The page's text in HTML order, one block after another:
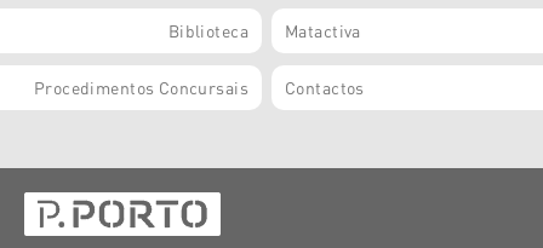
Biblioteca Matactiva
Procedimentos Concursais Contactos